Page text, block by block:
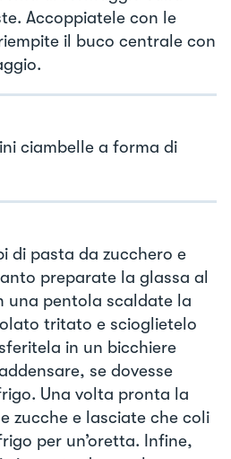
Accoppiatele con le
il buco centrale con
ciambelle a forma di
di pasta da zucchero e
preparate la glassa al
una pentola scaldate la
tritato e scioglietelo
in un bicchiere
se dovesse
Una volta pronta la
zucche e lasciate che coli
per un’oretta. Infine,